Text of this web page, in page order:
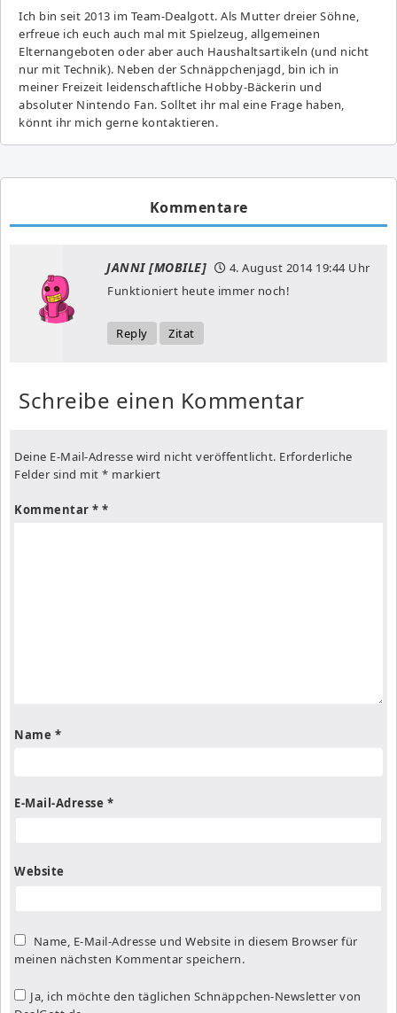
Ich bin seit 2013 im Team-Dealgott. Als Mutter dreier Söhne,
erfreue ich euch auch mal mit Spielzeug, allgemeinen
Elternangeboten oder aber auch Haushaltsartikeln (und nicht
nur mit Technik). Neben der Schnäppchenjagd, bin ich in
meiner Freizeit leidenschaftliche Hobby-Bäckerin und
absoluter Nintendo Fan. Solltet ihr mal eine Frage haben,
könnt ihr mich gerne kontaktieren.
Kommentare
JANNI [MOBILE] 4. August 201419:44 Uhr
Funktioniert heute immer noch!
Reply Zitat
Schreibe einen Kommentar
Deine E-Mail-Adresse wird nicht veröffentlicht. Erforderliche
Felder sind mit * markiert
Kommentar *
Name *
E-Mail-Adresse *
Website
Name, E-Mail-Adresse und Website in diesem Browser für
meinen nächsten Kommentar speichern.
Ja, ich möchte den täglichen Schnäppchen-Newsletter von